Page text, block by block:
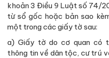
khoản 3 Điều 9 Luật số 74/
từ sổ gốc hoặc bản sao
một trong các giấy tờ sau:
a) Giấy tờ do cơ quan có
thông tin về dân tộc, cư trú